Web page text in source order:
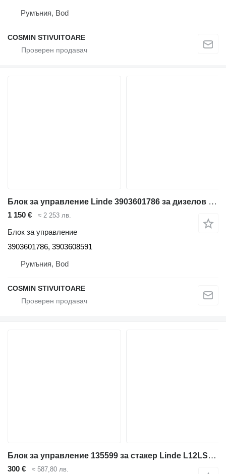
Румъния, Bod
COSMIN STIVUITOARE
Блок за управление Linde 3903601786 за дизелов мотокар
1 150 € ≈ 2 253 лв.
Блок за управление
3903601786, 3903608591
Румъния, Bod
COSMIN STIVUITOARE
Блок за управление 135599 за стакер Linde L12LSP, Series 133
300 € ≈ 587,80 лв.